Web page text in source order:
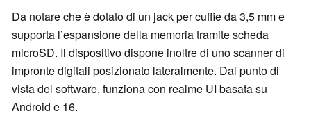
Da notare che è dotato di un jack per cuffie da 3,5 mm e
supporta l’espansione della memoria tramite scheda
microSD. Il dispositivo dispone inoltre di uno scanner di
impronte digitali posizionato lateralmente. Dal punto di
vista del software, funziona con realme UI basata su
Android e 16.